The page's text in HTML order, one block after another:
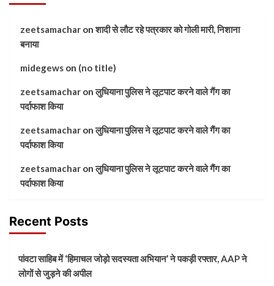
zeetsamachar onशादी से लौट रहे पत्रकार को गोली मारी, निशाना
बनाया
midegews on (no title)
zeetsamachar onलुधियाना पुलिस ने लूटपाट करने वाले गैंग का
पर्दाफाश किया
zeetsamachar onलुधियाना पुलिस ने लूटपाट करने वाले गैंग का
पर्दाफाश किया
zeetsamachar onलुधियाना पुलिस ने लूटपाट करने वाले गैंग का
पर्दाफाश किया
Recent Posts
पांवटा साहिब में ‘हिमाचल जोड़ो सदस्यता अभियान’ ने पकड़ी रफ्तार, AAP ने
लोगों से जुड़ने की अपील